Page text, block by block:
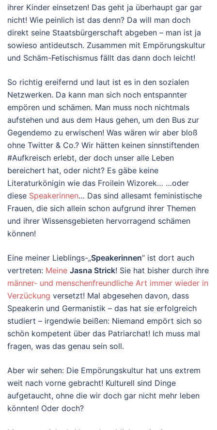
ihrer Kinder einsetzen! Das geht ja überhaupt gar gar
nicht! Wie peinlich ist das denn? Da will man doch
direkt seine Staatsbürgerschaft abgeben – man ist ja
sowieso antideutsch. Zusammen mit Empörungskultur
und Schäm-Fetischismus fällt das dann doch leicht!
So richtig ereifernd und laut ist es in den sozialen
Netzwerken. Da kann man sich noch entspannter
empören und schämen. Man muss noch nichtmals
aufstehen und aus dem Haus gehen, um den Bus zur
Gegendemo zu erwischen! Was wären wir aber bloß
ohne Twitter & Co.? Wir hätten keinen sinnstiftenden
#Aufkreisch erlebt, der doch unser alle Leben
bereichert hat, oder nicht? Es gäbe keine
Literaturkönigin wie das Froilein Wizorek… …oder
diese Speakerinnen… Das sind allesamt feministische
Frauen, die sich allein schon aufgrund ihrer Themen
und ihrer Wissensgebieten hervorragend schämen
können!
Eine meiner Lieblings-„Speakerinnen“ ist dort auch
vertreten: Meine Jasna Strick! Sie hat bisher durch ihre
männer- und menschenfreundliche Art immer wieder in
Verzückung versetzt! Mal abgesehen davon, dass
Speakerin und Germanistik – das hat sie erfolgreich
studiert – irgendwie beißen: Niemand empört sich so
schön kompetent über das Patriarchat! Ich muss mal
fragen, was das genau sein soll.
Aber wir sehen: Die Empörungskultur hat uns extrem
weit nach vorne gebracht! Kulturell sind Dinge
aufgetaucht, ohne die wir doch gar nicht mehr leben
könnten! Oder doch?